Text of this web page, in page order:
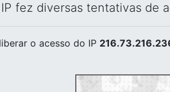
fez diversas tentativas de
o acesso do IP